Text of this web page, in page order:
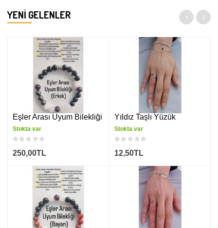
YENI GELENLER
Eşler Arası Uyum Bilekliği (Erkek)
Stokta var
250,00TL
Yıldız Taşlı Yüzük
Stokta var
12,50TL